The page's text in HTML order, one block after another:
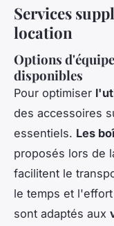
Services
location
Options
disponibles
Pour optimiser
des accessoires
essentiels. Les
proposés lors de
facilitent le
le temps et
sont adaptés aux